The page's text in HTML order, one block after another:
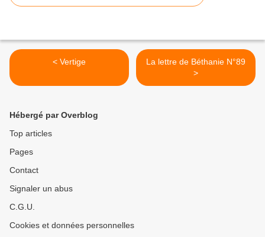
< Vertige
La lettre de Béthanie N°89
>
Hébergé par Overblog
Top articles
Pages
Contact
Signaler un abus
C.G.U.
Cookies et données personnelles